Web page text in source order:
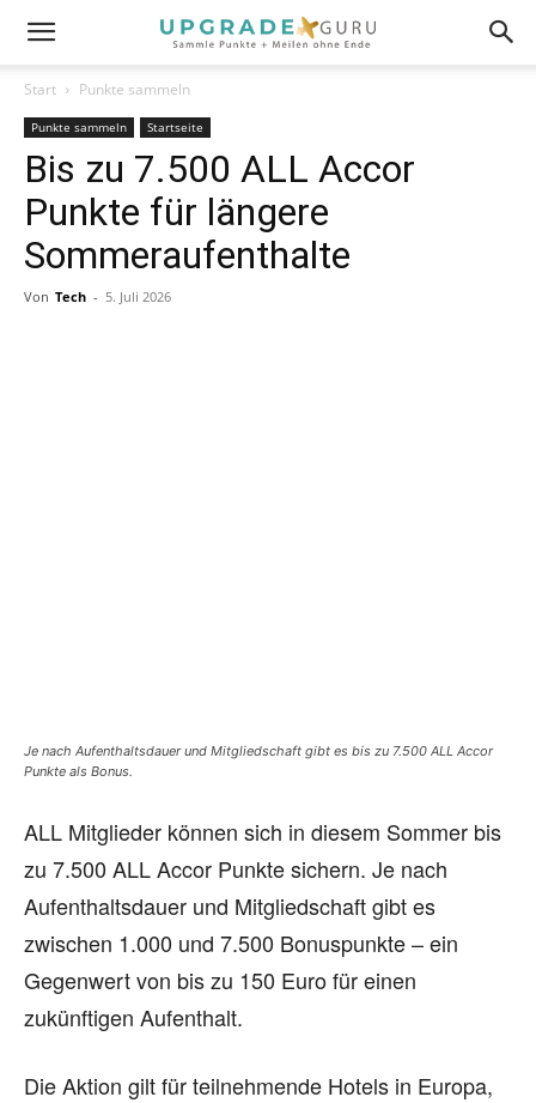
Start Punkte sammeln
Punkte sammeln Startseite
Bis zu 7.500 ALL Accor
Punkte für längere
Sommeraufenthalte
Von Tech - 5. Juli 2026
Je nach Aufenthaltsdauer und Mitgliedschaft gibt es bis zu 7.500 ALL Accor
Punkte als Bonus.
ALL Mitglieder können sich in diesem Sommer bis
zu 7.500 ALL Accor Punkte sichern. Je nach
Aufenthaltsdauer und Mitgliedschaft gibt es
zwischen 1.000 und 7.500 Bonuspunkte – ein
Gegenwert von bis zu 150 Euro für einen
zukünftigen Aufenthalt.
Die Aktion gilt für teilnehmende Hotels in Europa,